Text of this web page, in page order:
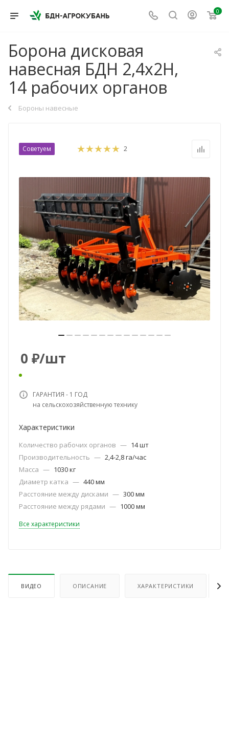
0
Борона дисковая
навесная БДН 2,4х2Н,
14 рабочих органов
Бороны навесные
Советуем 2
0 ₽/шт
ГАРАНТИЯ - 1 ГОД
на сельскохозяйственную технику
Характеристики
Количество рабочих органов — 14 шт
Производительность — 2,4-2,8 га/час
Масса — 1030 кг
Диаметр катка — 440 мм
Расстояние между дисками — 300 мм
Расстояние между рядами — 1000 мм
Все характеристики
ВИДЕО ОПИСАНИЕ ХАРАКТЕРИСТИКИ